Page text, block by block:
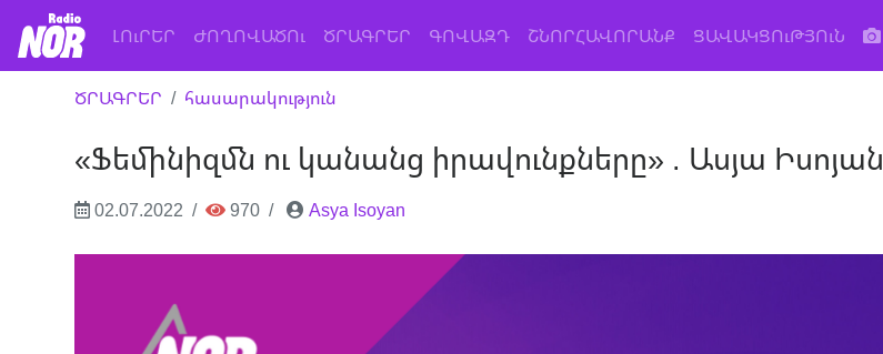
ԼՈւՐԵՐ (current)
ԺՈՂՈՎԱԾՈւ ԾՐԱԳՐԵՐ ԳՈՎԱԶԴ ՇՆՈՐՀԱՎՈՐԱՆՔ ՑԱՎԱԿՑՈւԹՅՈւՆ
ԾՐԱԳՐԵՐ հասարակություն
«Ֆեմինիզմն ու կանանց իրավունքները» . Ասյա Իսոյան
02.07.2022 970 Asya Isoyan